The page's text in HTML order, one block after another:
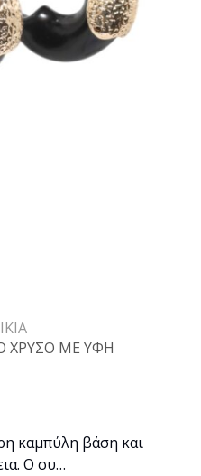
ΧΡΥΣΟ ΜΕ ΥΦΗ
καμπύλη βάση και
Ο συ…